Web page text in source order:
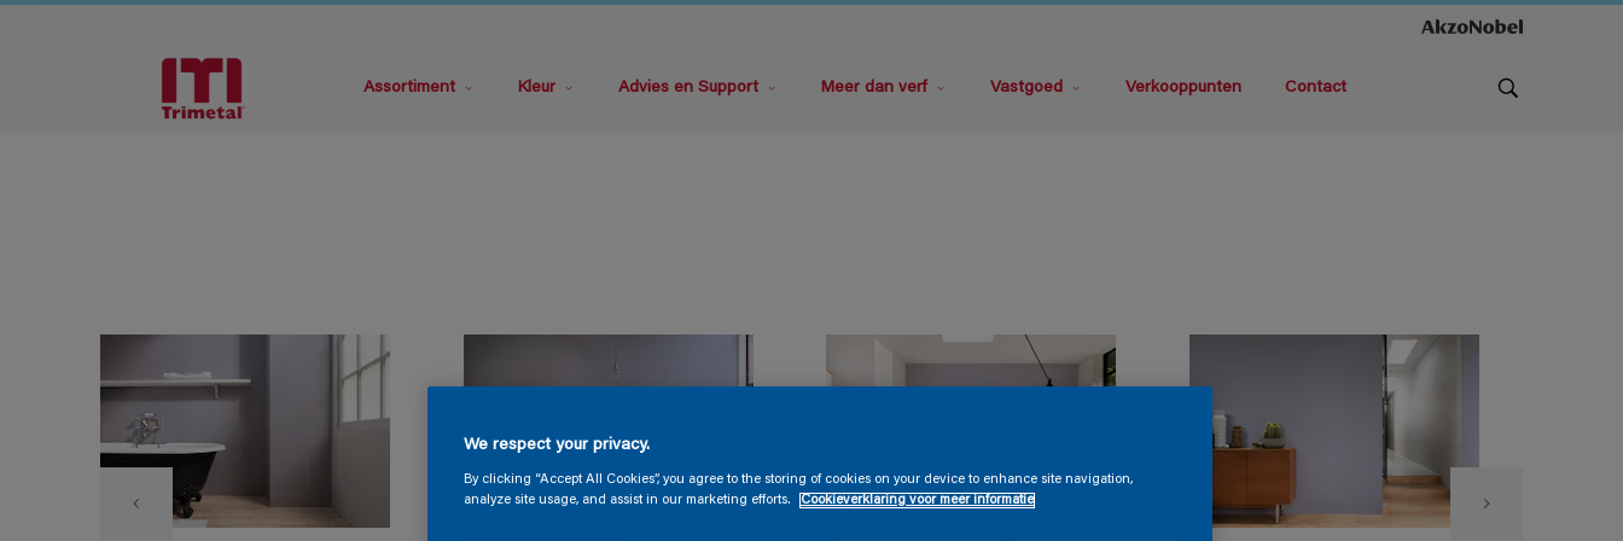
Assortiment Kleur Advies en Support Meer dan verf Vastgoed Verkooppunten Contact
We respect your privacy.
By clicking “Accept All Cookies”, you agree to the storing of cookies on your device to enhance site navigation,
analyze site usage, and assist in our marketing efforts.
Cookieverklaring voor meer informatie